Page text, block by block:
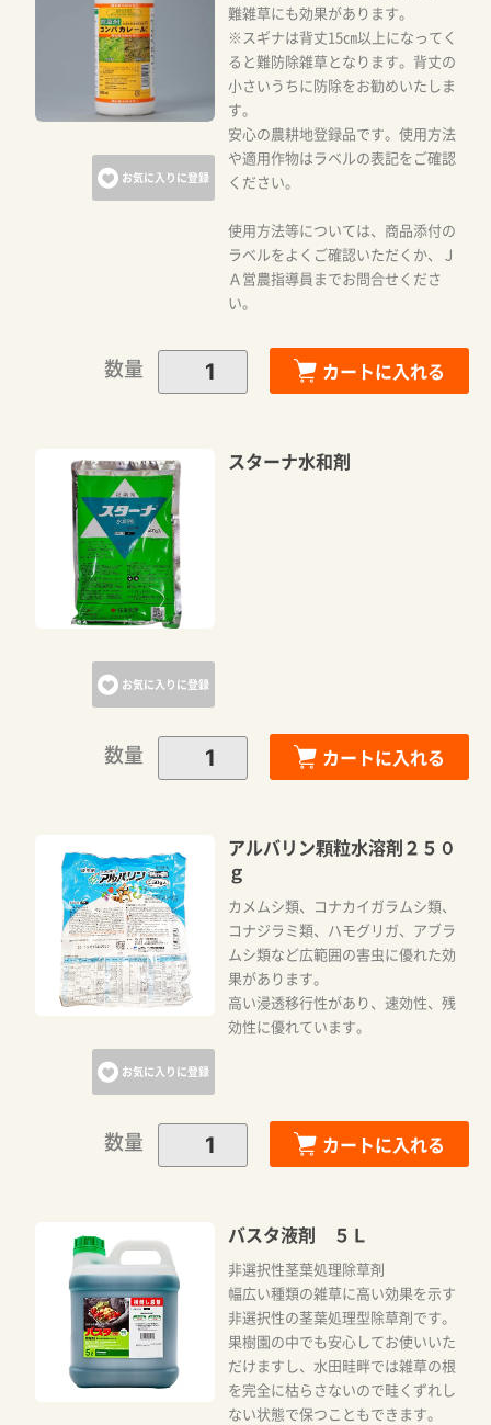
お気に入りに登録
難雑草にも効果があります。
※スギナは背丈15㎝以上になってく
ると難防除雑草となります。背丈の
小さいうちに防除をお勧めいたしま
す。
安心の農耕地登録品です。使用方法
や適用作物はラベルの表記をご確認
ください。
使用方法等については、商品添付の
ラベルをよくご確認いただくか、Ｊ
Ａ営農指導員までお問合せくださ
い。
数量 カートに入れる
お気に入りに登録
スターナ水和剤
数量 カートに入れる
お気に入りに登録
アルバリン顆粒水溶剤２５０
ｇ
カメムシ類、コナカイガラムシ類、
コナジラミ類、ハモグリガ、アブラ
ムシ類など広範囲の害虫に優れた効
果があります。
高い浸透移行性があり、速効性、残
効性に優れています。
数量 カートに入れる
バスタ液剤 ５Ｌ
非選択性茎葉処理除草剤
幅広い種類の雑草に高い効果を示す
非選択性の茎葉処理型除草剤です。
果樹園の中でも安心してお使いいた
だけますし、水田畦畔では雑草の根
を完全に枯らさないので畦くずれし
ない状態で保つこともできます。
カートに追加しました。
お買い物を続ける